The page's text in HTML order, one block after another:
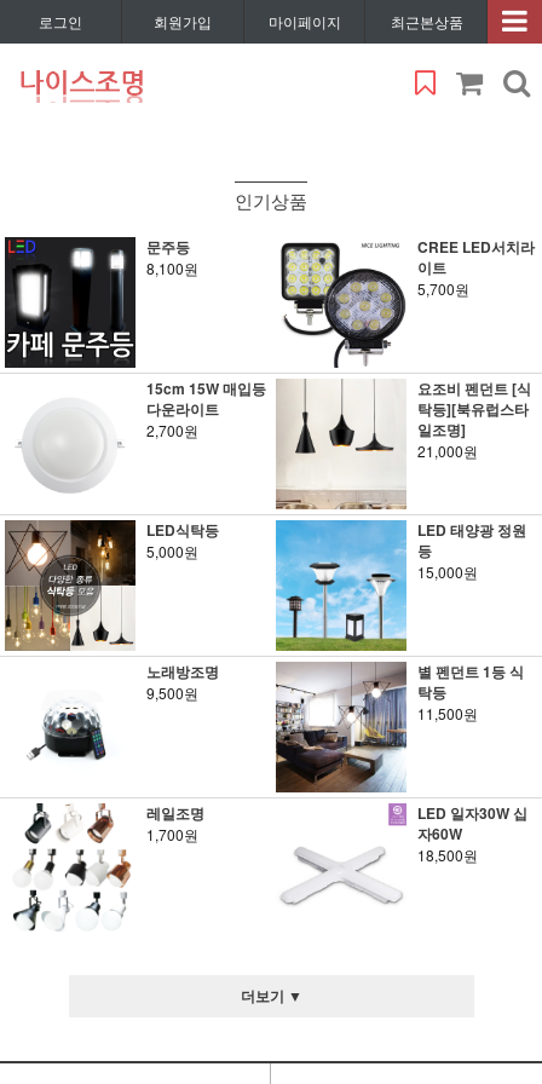
로그인 회원가입 마이페이지 최근본상품
인기상품
문주등
8,100원
CREE LED서치라
이트
5,700원
15cm 15W 매입등
다운라이트
2,700원
요조비 펜던트 [식
탁등][북유럽스타
일조명]
21,000원
LED식탁등
5,000원
LED 태양광 정원
등
15,000원
노래방조명
9,500원
별 펜던트 1등 식
탁등
11,500원
레일조명
1,700원
LED 일자30W 십
자60W
18,500원
더보기 ▼